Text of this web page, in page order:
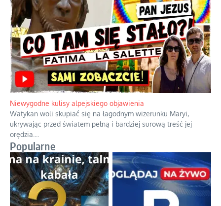
Duchowa apteczka bez teologicznych podróbek
Instrukcja obsługi łaski z ominięciem duchowych skrótów.